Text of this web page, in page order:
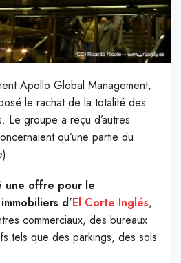
Apollo Global Management,
le rachat de la totalité des
Le groupe a reçu d’autres
qu’une partie du
une offre pour le
d’El Corte Inglés,
commerciaux, des bureaux
tels que des parkings, des sols